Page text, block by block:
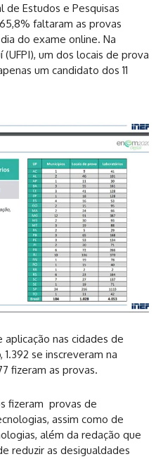
de Estudos e Pesquisas
faltaram as provas
do exame online. Na
um dos locais de prova
um candidato dos 11
nas cidades de
se inscreveram na
fizeram as provas.
fizeram provas de
assim como de
além da redação que
reduzir as desigualdades